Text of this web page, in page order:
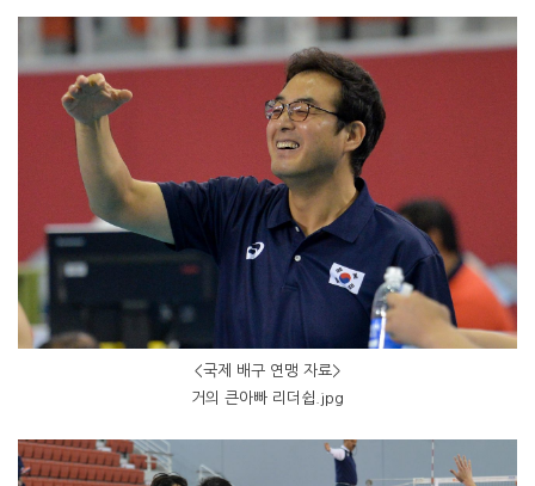
<국제 배구 연맹 자료>
거의 큰아빠 리더쉽.jpg